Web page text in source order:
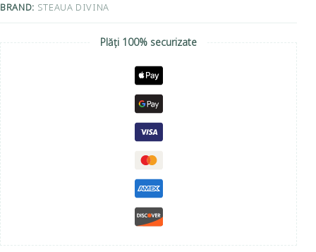
BRAND: STEAUA DIVINA
Plăți 100% securizate